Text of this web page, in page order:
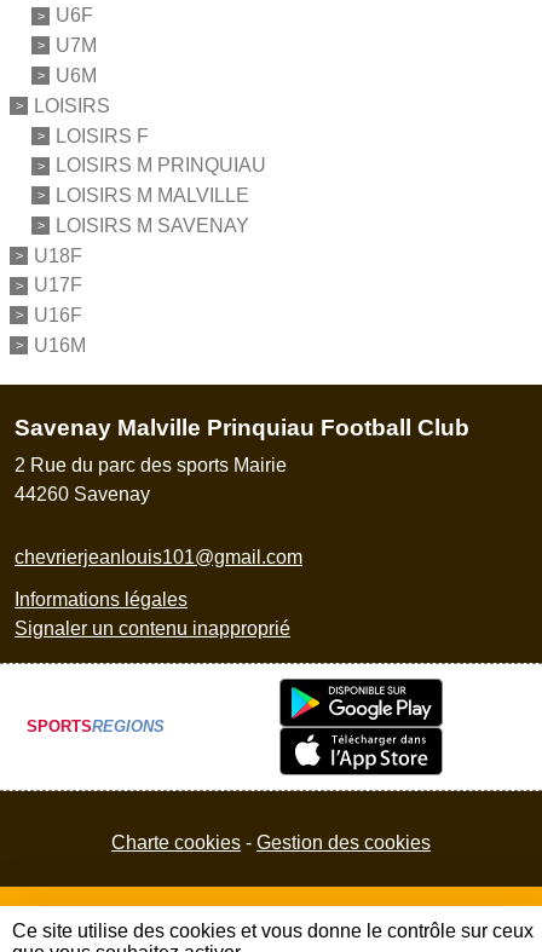
U6F
U7M
U6M
LOISIRS
LOISIRS F
LOISIRS M PRINQUIAU
LOISIRS M MALVILLE
LOISIRS M SAVENAY
U18F
U17F
U16F
U16M
Savenay Malville Prinquiau Football Club
2 Rue du parc des sports Mairie
44260 Savenay
chevrierjeanlouis101@gmail.com
Informations légales
Signaler un contenu inapproprié
SPORTSREGIONS
Charte cookies Gestion des cookies
Ce site utilise des cookies et vous donne le contrôle sur ceux